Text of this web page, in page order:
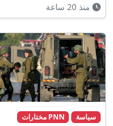
منذ 20 ساعة
سياسة PNN مختارات